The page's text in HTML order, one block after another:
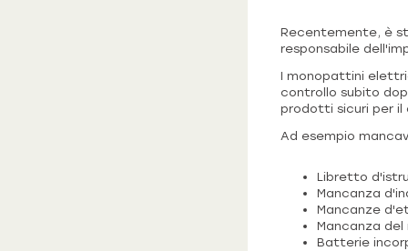
Recentemente, è
responsabile
I monopattini
controllo subito
prodotti sicuri per il
Ad esempio
Libretto
Mancanza
Mancanze
Mancanza
Batterie